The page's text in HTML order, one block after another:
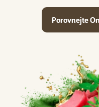
Porovnejte